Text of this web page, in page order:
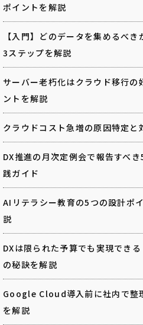
ポイントを解説
【入門】どのデータを集めるべ
3ステップを解説
サーバー老朽化はクラウド移行の
ントを解説
クラウドコスト急増の原因特定
DX推進の月次定例会で報告すべ
践ガイド
AIリテラシー教育の5つの設計ポ
説
DXは限られた予算でも実現でき
の秘訣を解説
Google Cloud導入前に社内で整
を解説